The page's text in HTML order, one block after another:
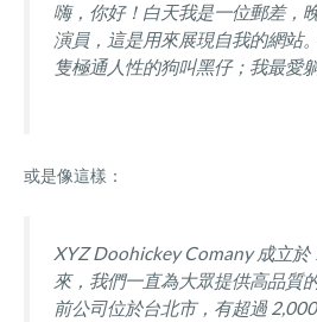
嗨，你好！白天我是一位郵差，
演員，這是用來展現自我的網站
隻極通人性的狗叫黑仔；我最愛躺
或是像這樣：
XYZ Doohickey Comany 成立於
來，我們一直為大眾提供高品質
前公司位於台北市，有超過